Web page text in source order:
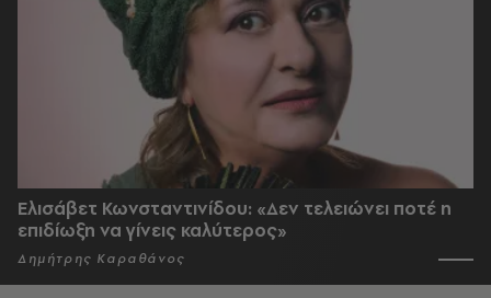
Ελισάβετ Κωνσταντινίδου: «Δεν τελειώνει ποτέ η
επιδίωξη να γίνεις καλύτερος»
Δημήτρης Καραθάνος